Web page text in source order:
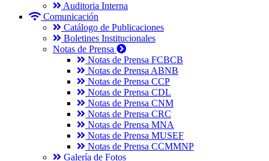
Auditoria Interna
Comunicación
Catálogo de Publicaciones
Boletines Institucionales
Notas de Prensa
Notas de Prensa FCBCB
Notas de Prensa ABNB
Notas de Prensa CCP
Notas de Prensa CDL
Notas de Prensa CNM
Notas de Prensa CRC
Notas de Prensa MNA
Notas de Prensa MUSEF
Notas de Prensa CCMMNP
Galería de Fotos